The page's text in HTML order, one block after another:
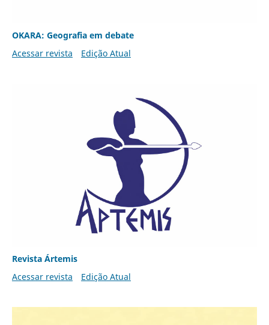
OKARA: Geografia em debate
Acessar revista
Edição Atual
Revista Ártemis
Acessar revista
Edição Atual